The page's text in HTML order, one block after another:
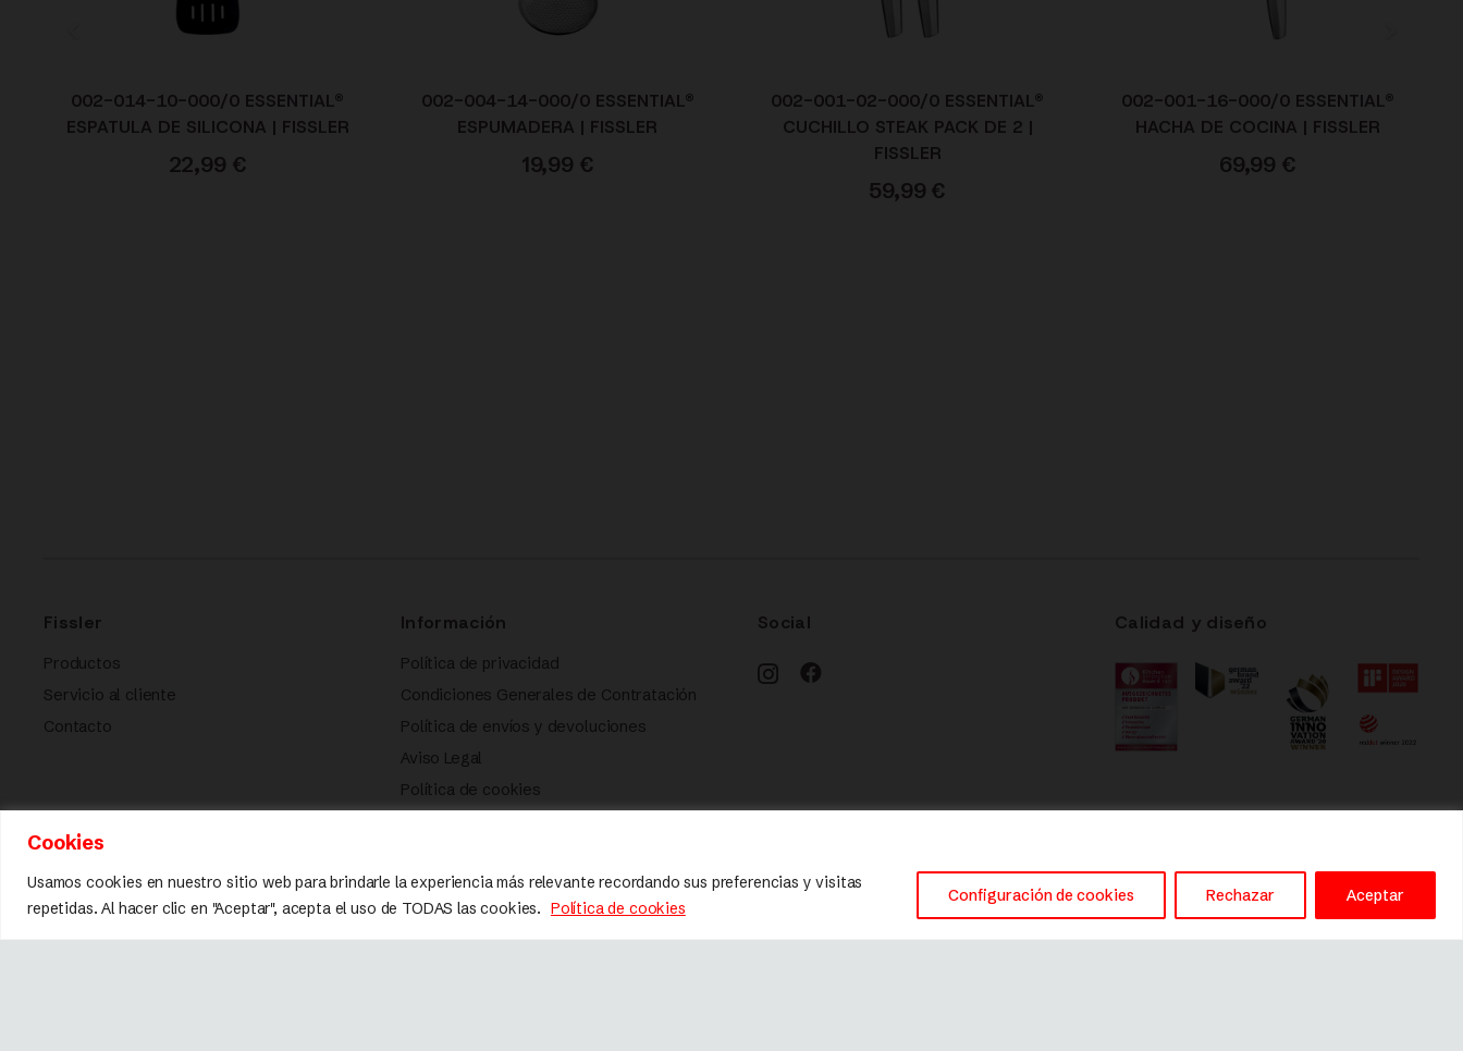
Cookies
Usamos cookies en nuestro sitio web para brindarle la experiencia más relevante recordando sus preferencias y visitas
repetidas. Al hacer clic en "Aceptar", acepta el uso de TODAS las cookies. Política de cookies
Configuración de cookies Rechazar Aceptar
002-014-10-000/0 ESSENTIAL®
ESPATULA DE SILICONA | FISSLER
22,99 €
002-004-14-000/0 ESSENTIAL®
ESPUMADERA | FISSLER
19,99 €
002-001-02-000/0 ESSENTIAL®
CUCHILLO STEAK PACK DE 2 |
FISSLER
59,99 €
002-001-16-000/0 ESSENTIAL®
HACHA DE COCINA | FISSLER
69,99 €
Fissler
Productos
Servicio al cliente
Contacto
Información
Política de privacidad
Condiciones Generales de Contratación
Política de envíos y devoluciones
Aviso Legal
Política de cookies
Social Calidad y diseño